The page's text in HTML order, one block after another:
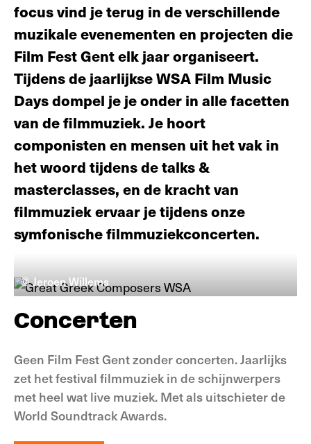
focus vind je terug in de verschillende
muzikale evenementen en projecten die
Film Fest Gent elk jaar organiseert.
Tijdens de jaarlijkse WSA Film Music
Days dompel je je onder in alle facetten
van de filmmuziek. Je hoort
componisten en mensen uit het vak in
het woord tijdens de talks &
masterclasses, en de kracht van
filmmuziek ervaar je tijdens onze
symfonische filmmuziekconcerten.
© Jeroen Willems
Concerten
Geen Film Fest Gent zonder concerten. Jaarlijks
zet het festival filmmuziek in de schijnwerpers
met heel wat live muziek. Met als uitschieter de
World Soundtrack Awards.